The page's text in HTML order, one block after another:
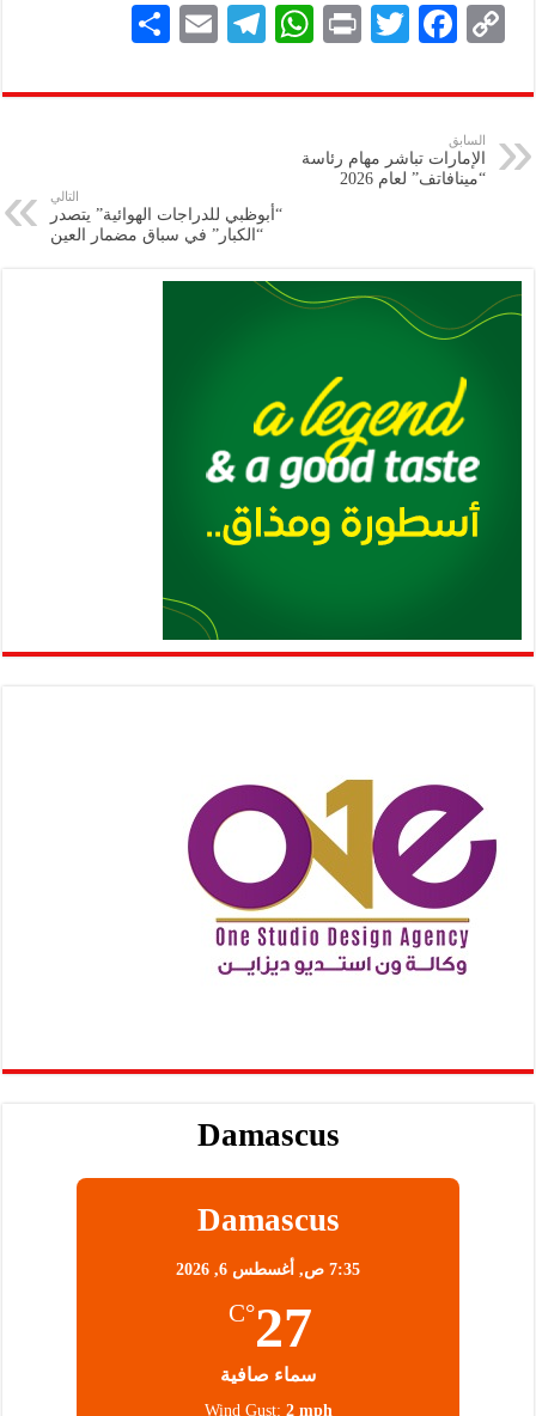
C
p
y
Li
F
eb
k
T
tt
P
nt
W
at
p
p
Te
gr
E
ai
ar
السابق
الإمارات تباشر مهام رئاسة
“مينافاتف” لعام 2026
التالي
“أبوظبي للدراجات الهوائية” يتصدر
“الكبار” في سباق مضمار العين
Damascus
Damascus
7:35 ص, أغسطس 6, 2026
27
°C
سماء صافية
Wind Gust: 2 mph